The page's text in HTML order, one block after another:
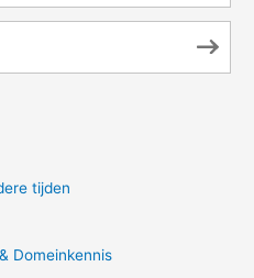
tijden
Domeinkennis